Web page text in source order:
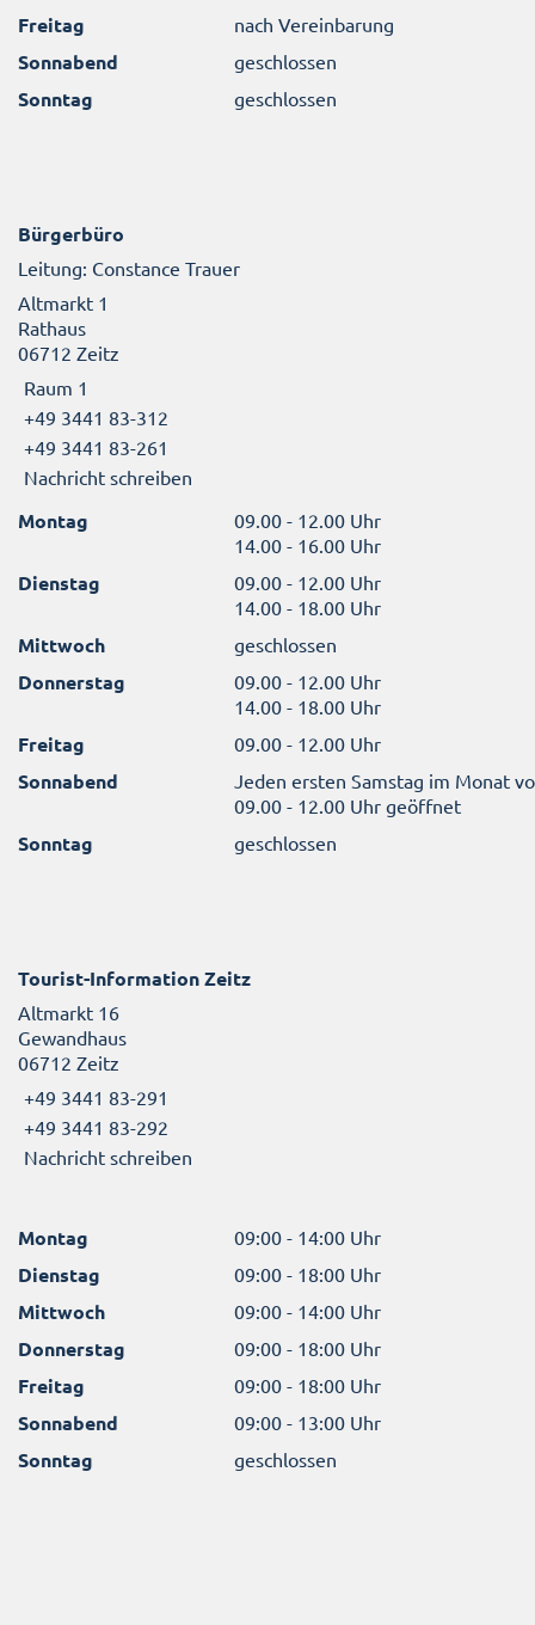
Freitag nach Vereinbarung
Sonnabend geschlossen
Sonntag geschlossen
Bürgerbüro
Leitung: Constance Trauer
Altmarkt 1
Rathaus
06712 Zeitz
Raum 1
+49 3441 83-312
+49 3441 83-261
Nachricht schreiben
Montag
09.00 - 12.00 Uhr
14.00 - 16.00 Uhr
Dienstag
09.00 - 12.00 Uhr
14.00 - 18.00 Uhr
Mittwoch geschlossen
Donnerstag
09.00 - 12.00 Uhr
14.00 - 18.00 Uhr
Freitag 09.00 - 12.00 Uhr
Sonnabend
Jeden ersten Samstag im Monat
09.00 - 12.00 Uhr geöffnet
Sonntag geschlossen
Tourist-Information Zeitz
Altmarkt 16
Gewandhaus
06712 Zeitz
+49 3441 83-291
+49 3441 83-292
Nachricht schreiben
Montag 09:00 - 14:00 Uhr
Dienstag 09:00 - 18:00 Uhr
Mittwoch 09:00 - 14:00 Uhr
Donnerstag 09:00 - 18:00 Uhr
Freitag 09:00 - 18:00 Uhr
Sonnabend 09:00 - 13:00 Uhr
Sonntag geschlossen